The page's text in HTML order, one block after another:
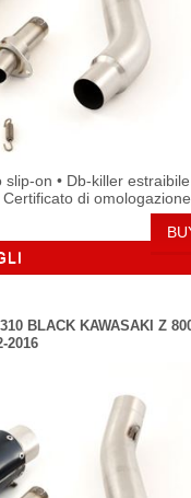
slip-on • Db-killer estraibile
di omologazione
BLACK KAWASAKI Z
2016